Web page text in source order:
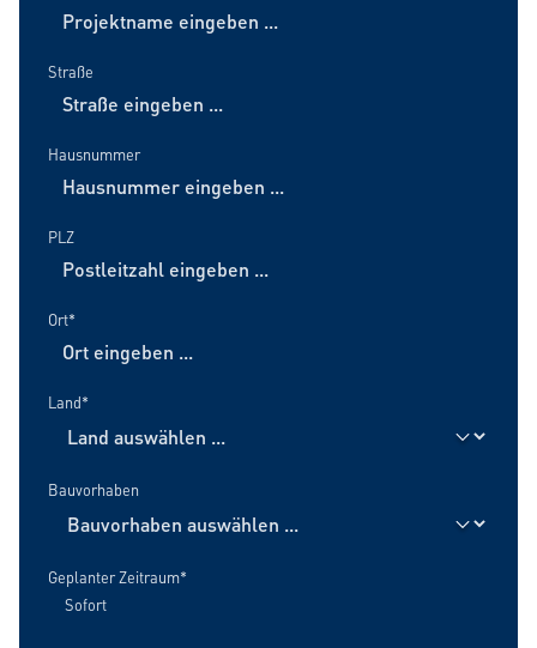
Straße
Hausnummer
PLZ
Ort*
Land*
Bauvorhaben
Geplanter Zeitraum*
Sofort